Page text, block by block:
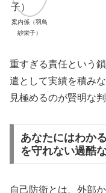
案内係（羽鳥
紗栄子）
重すぎる責任という
遣として実績を積み
見極めるのが賢明な判
あなたにはわか
を守れない過酷
自己防衛とは、外部